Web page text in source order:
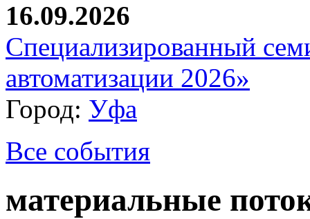
16.09.2026
Специализированный
автоматизации 2026»
Город: Уфа
Все события
материальные